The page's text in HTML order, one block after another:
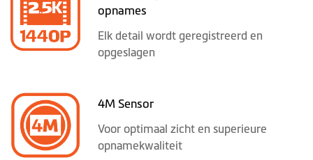
opnames
Elk detail wordt geregistreerd en
opgeslagen
4M Sensor
Voor optimaal zicht en superieure
opnamekwaliteit